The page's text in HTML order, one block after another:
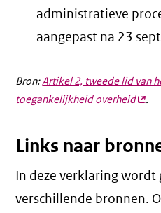
administratieve
aangepast na 23
Bron:Artikel 2, tweede lid van
toegankelijkheid overheid
.
Links naar
In deze verklaring wordt
verschillende bronnen.